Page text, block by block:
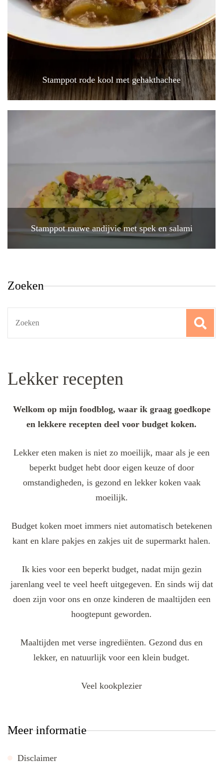
Stamppot rode kool met gehakthachee
Stamppot rauwe andijvie met spek en salami
Zoeken
Lekker recepten
Welkom op mijn foodblog, waar ik graag goedkope
en lekkere recepten deel voor budget koken.
Lekker eten maken is niet zo moeilijk, maar als je een
beperkt budget hebt door eigen keuze of door
omstandigheden, is gezond en lekker koken vaak
moeilijk.
Budget koken moet immers niet automatisch betekenen
kant en klare pakjes en zakjes uit de supermarkt halen.
Ik kies voor een beperkt budget, nadat mijn gezin
jarenlang veel te veel heeft uitgegeven. En sinds wij dat
doen zijn voor ons en onze kinderen de maaltijden een
hoogtepunt geworden.
Maaltijden met verse ingrediënten. Gezond dus en
lekker, en natuurlijk voor een klein budget.
Veel kookplezier
Meer informatie
Disclaimer